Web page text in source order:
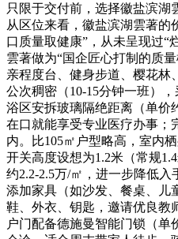
只限于交付前，选择徽盐滨湖
从区位来看，徽盐滨湖雲著的
口质量取健康”，从未呈现过“
雲著做为“国企匠心打制的质
亲程度台、健身步道、樱花林
公次稠密（10-15分钟一班）
浴区安拆玻璃隔绝距离（单价
在口就能享受专业医疗办事；
内。比105㎡户型略高，室内
开关高度设想为1.2米（常规
约2.2-2.5万/㎡，进一步降低入
添加家具（如沙发、餐桌、儿
鞋、外衣、钥匙，邀请优良教
户门配备德施曼智能门锁（单